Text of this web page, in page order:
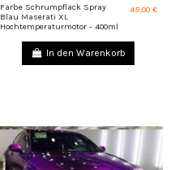
Farbe Schrumpflack Spray
Blau Maserati XL
Hochtemperaturmotor - 400ml
45,00 €
In den Warenkorb